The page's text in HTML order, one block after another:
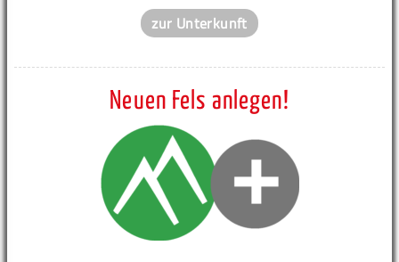
zur Unterkunft
Neuen Fels anlegen!